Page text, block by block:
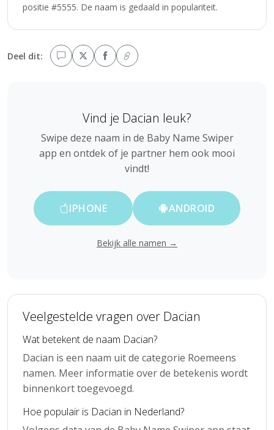
positie #5555. De naam is gedaald in populariteit.
Deel dit:
Vind je Dacian leuk?
Swipe deze naam in de Baby Name Swiper
app en ontdek of je partner hem ook mooi
vindt!
IPHONE ANDROID
Bekijk alle namen →
Veelgestelde vragen over Dacian
Wat betekent de naam Dacian?
Dacian is een naam uit de categorie Roemeens
namen. Meer informatie over de betekenis wordt
binnenkort toegevoegd.
Hoe populair is Dacian in Nederland?